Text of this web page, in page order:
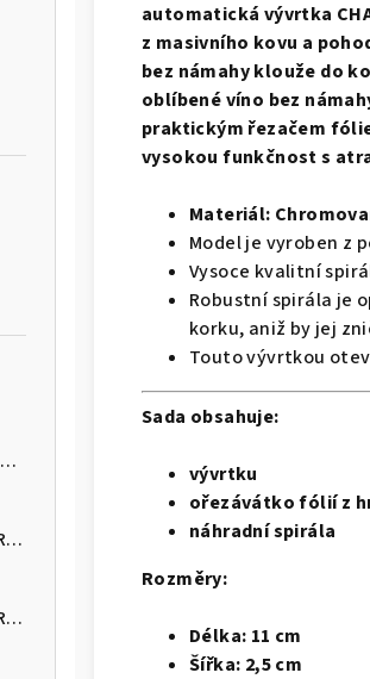
Škrabka Julienne STRISCIA - GEFU
Škrabka na proužky Julienne STRISCIA -
Sada hrnců FUSIONTEC MINERAL PRO 4 ks, Eucalyptus zelená - WMF
4dílná
Sada hrnců FUSIONTEC MINERAL PRO 4 ks, černá - WMF
automatická vývrtka
z masivního kovu a
bez námahy klouže do
oblíbené víno bez
praktickým řezačem
vysokou funkčnost s
Materiál:
Model je vyroben z
Vysoce kvalitní
Robustní spirála je
korku, aniž by jej
Touto vývrtkou
Sada obsahuje:
vývrtku
ořezávátko fólií z
náhradní spirála
Rozměry:
Délka: 11 cm
Šířka: 2,5 cm